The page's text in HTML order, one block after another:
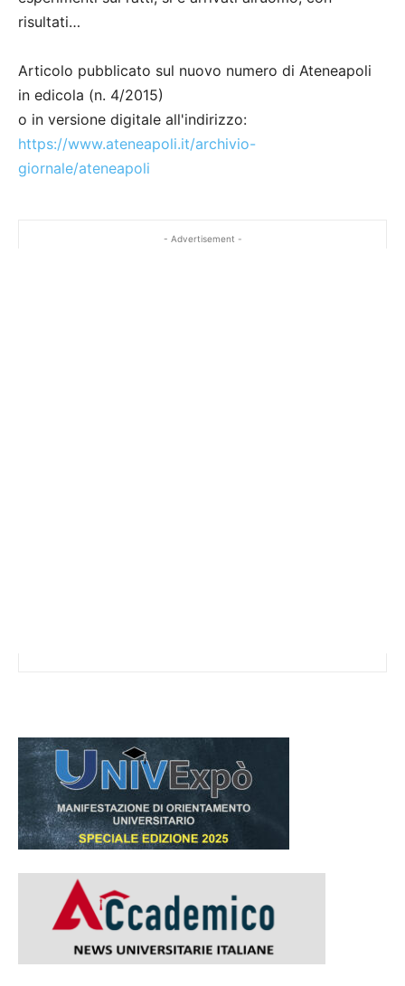
risultati…
Articolo pubblicato sul nuovo numero di Ateneapoli
in edicola (n. 4/2015)
o in versione digitale all'indirizzo:
https://www.ateneapoli.it/archivio-
giornale/ateneapoli
- Advertisement -